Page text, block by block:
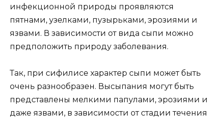
инфекционной природы проявляются
пятнами, узелками, пузырьками, эрозиями и
язвами. В зависимости от вида сыпи можно
предположить природу заболевания.
Так, при сифилисе характер сыпи может быть
очень разнообразен. Высыпания могут быть
представлены мелкими папулами, эрозиями и
даже язвами, в зависимости от стадии течения